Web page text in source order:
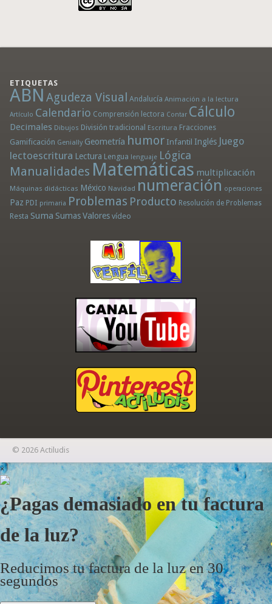
ETIQUETAS
ABN Agudeza Visual Andalucía Animación a la lectura
Artículo Calendario Comprensión lectora Contar Cálculo
Decimales Dibujos División tradicional Escritura Fracciones
Gamificación Genially Geometría humor Infantil Inglés Juego
lectoescritura Lectura Lengua lenguaje Lógica
Manualidades Matemáticas multiplicación
Máquinas didácticas México Navidad numeración operaciones
Paz PDI primaria Problemas Producto Resolución de Problemas
Resta Suma Sumas Valores vídeo
© 2026 Actiludis
×
¿Pagas demasiado en tu factura
de la luz?
Reducimos tu factura de la luz en 30
segundos